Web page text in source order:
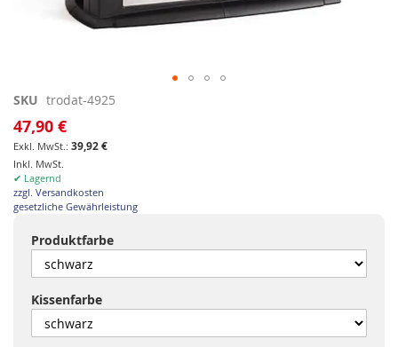
Zum
der
Bildgalerie
springen
SKU trodat-4925
47,90 €
39,92 €
Inkl. MwSt.
✔ Lagernd
zzgl. Versandkosten
gesetzliche Gewährleistung
Produktfarbe
Kissenfarbe